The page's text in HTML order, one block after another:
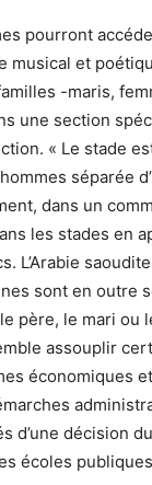
pourront
musical et
-maris,
une section
« Le stade
séparée
dans un
les stades en
L’Arabie
sont en outre
père, le mari ou
assouplir
économiques
d’une décision
écoles publiques